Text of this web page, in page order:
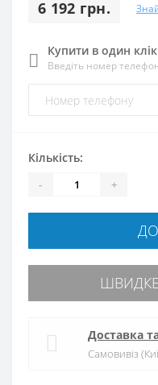
6 192 грн.
Купити в один клік
Введіть номер
Кількість:
- +
Доставка
Самовивіз